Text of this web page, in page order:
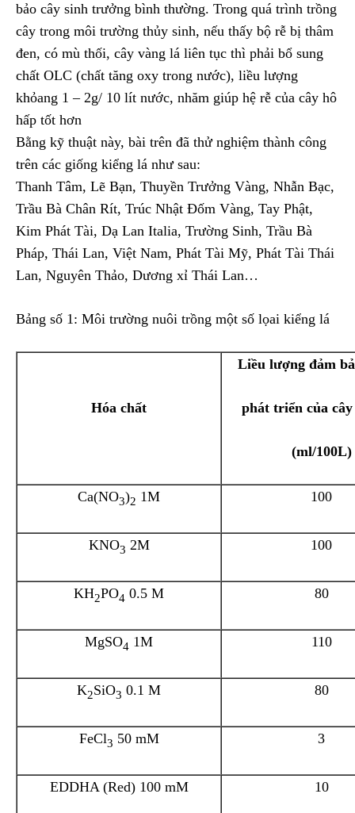
bảo cây sinh trưởng bình thường. Trong quá trình trồng
cây trong môi trường thủy sinh, nếu thấy bộ rễ bị thâm
đen, có mù thối, cây vàng lá liên tục thì phải bổ sung
chất OLC (chất tăng oxy trong nước), liều lượng
khỏang 1 – 2g/ 10 lít nước, nhăm giúp hệ rễ của cây hô
hấp tốt hơn
Bằng kỹ thuật này, bài trên đã thử nghiệm thành công
trên các giống kiểng lá như sau:
Thanh Tâm, Lẽ Bạn, Thuyền Trưởng Vàng, Nhẫn Bạc,
Trầu Bà Chân Rít, Trúc Nhật Đốm Vàng, Tay Phật,
Kim Phát Tài, Dạ Lan Italia, Trường Sinh, Trầu Bà
Pháp, Thái Lan, Việt Nam, Phát Tài Mỹ, Phát Tài Thái
Lan, Nguyên Thảo, Dương xỉ Thái Lan…
Bảng số 1: Môi trường nuôi trồng một số lọai kiểng lá
Hóa chất
Liều lượng đảm
phát triển của
(ml/100L)
Ca(NO3)2 1M 100
KNO3 2M 100
KH2PO4 0.5 M 80
MgSO4 1M 110
K2SiO3 0.1 M 80
FeCl3 50 mM 3
EDDHA (Red) 100 mM 10